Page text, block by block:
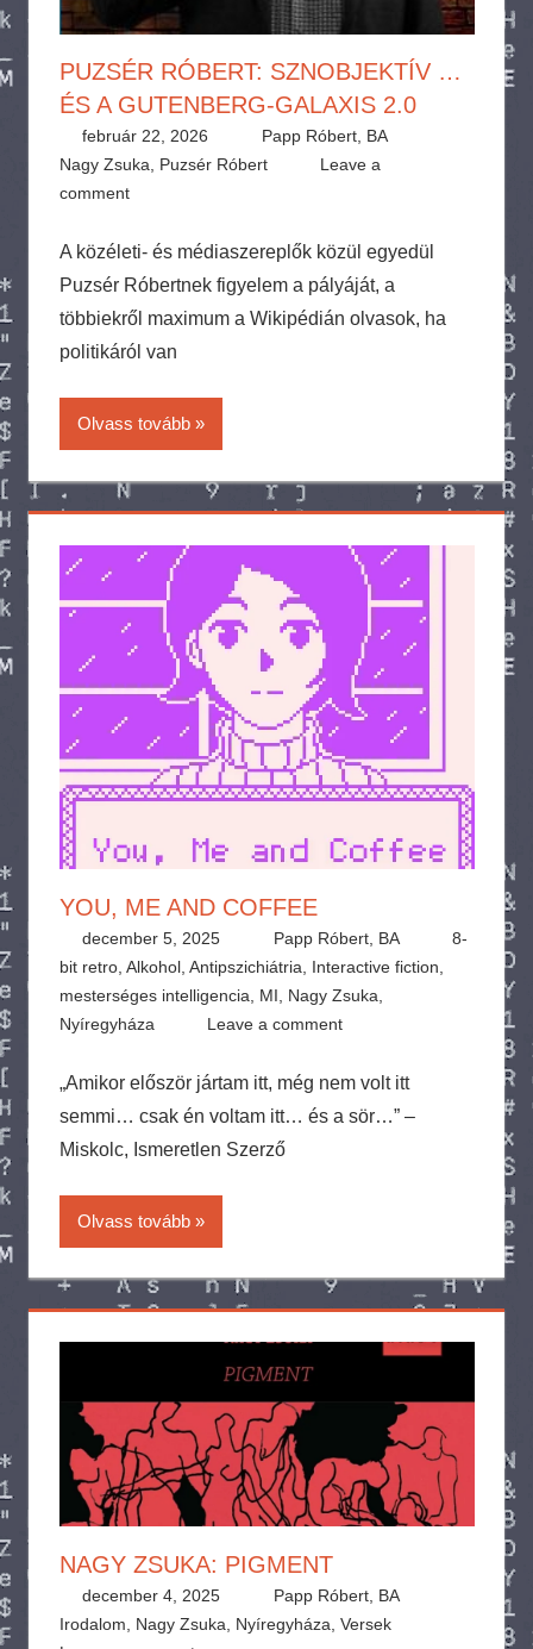
PUZSÉR RÓBERT: SZNOBJEKTÍV …
ÉS A GUTENBERG-GALAXIS 2.0
február 22, 2026
Papp Róbert, BA
Nagy Zsuka
Puzsér Róbert
Leave a
comment
A közéleti- és médiaszereplők közül egyedül
Puzsér Róbertnek figyelem a pályáját, a
többiekről maximum a Wikipédián olvasok, ha
politikáról van
Olvass tovább
YOU, ME AND COFFEE
december 5, 2025 Papp Róbert, BA
8-
bit retro, Alkohol, Antipszichiátria Interactive fiction
mesterséges intelligencia
MI Nagy Zsuka
Nyíregyháza
Leave a comment
„Amikor először jártam itt, még nem volt itt
semmi… csak én voltam itt… és a sör…” –
Miskolc, Ismeretlen Szerző
Olvass tovább
NAGY ZSUKA: PIGMENT
december 4, 2025
Papp Róbert, BA
Irodalom
Nagy Zsuka Nyíregyháza Versek